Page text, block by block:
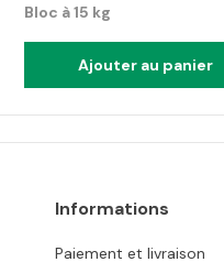
Bloc à 15 kg
Ajouter au panier
Informations
Paiement et livraison